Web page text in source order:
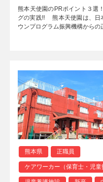
熊本天使園のPRポイント３選
グの実践!! 熊本天使園は、日
ウンプログラム振興機構から
熊本県 正職員
ケアワーカー（保育士・児童